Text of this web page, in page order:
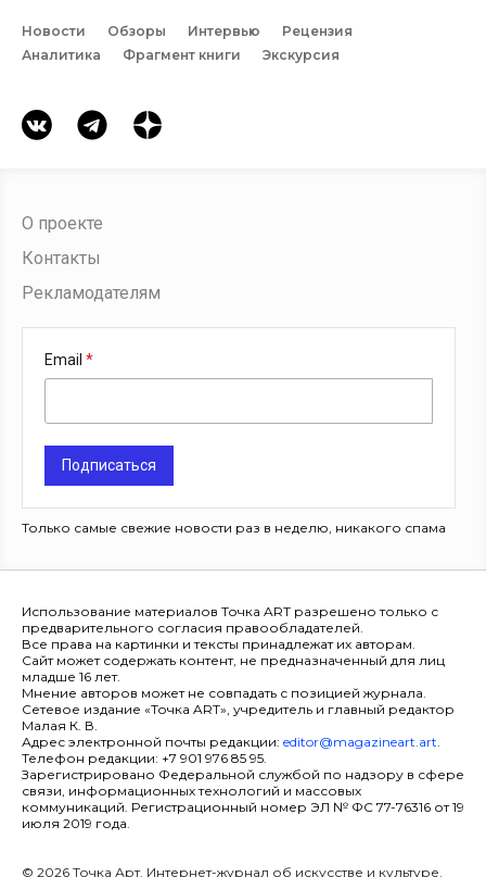
Новости Обзоры Интервью
Рецензия
Аналитика
Фрагмент книги Экскурсия
О проекте
Контакты
Рекламодателям
Email
Подписаться
Только самые свежие новости раз в неделю, никакого спама
Использование материалов Точка ART разрешено только с
предварительного согласия правообладателей.
Все права на картинки и тексты принадлежат их авторам.
Сайт может содержать контент, не предназначенный для лиц
младше 16 лет.
Мнение авторов может не совпадать с позицией журнала.
Сетевое издание «Точка ART», учредитель и главный редактор
Малая К. В.
Адрес электронной почты редакции: editor@magazineart.art.
Телефон редакции: +7 901 976 85 95.
Зарегистрировано Федеральной службой по надзору в сфере
связи, информационных технологий и массовых
коммуникаций. Регистрационный номер ЭЛ № ФС 77-76316 от 19
июля 2019 года.
© 2026 Точка Арт. Интернет-журнал об искусстве и культуре.